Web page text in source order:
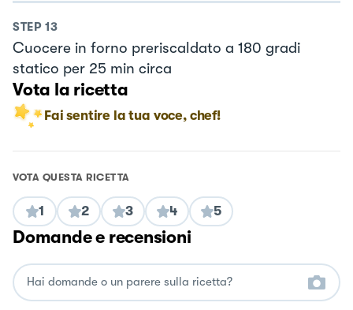
STEP 13
Cuocere in forno preriscaldato a 180 gradi
statico per 25 min circa
Vota la ricetta
Fai sentire la tua voce, chef!
VOTA QUESTA RICETTA
1 2 3 4 5
Domande e recensioni